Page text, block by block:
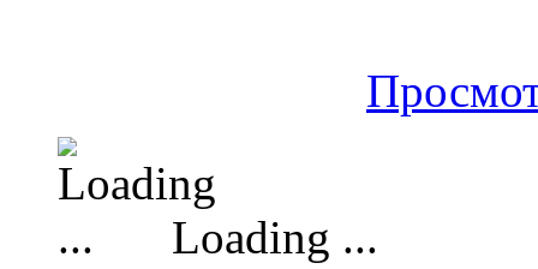
Loading ...